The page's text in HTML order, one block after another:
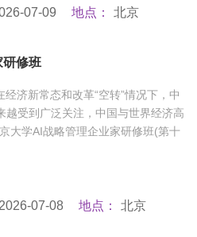
07-09 地点： 北京
研修班
济新常态和改革“空转”情况下，中
越受到广泛关注，中国与世界经济高
大学AI战略管理企业家研修班(第十
2026-07-08 地点： 北京